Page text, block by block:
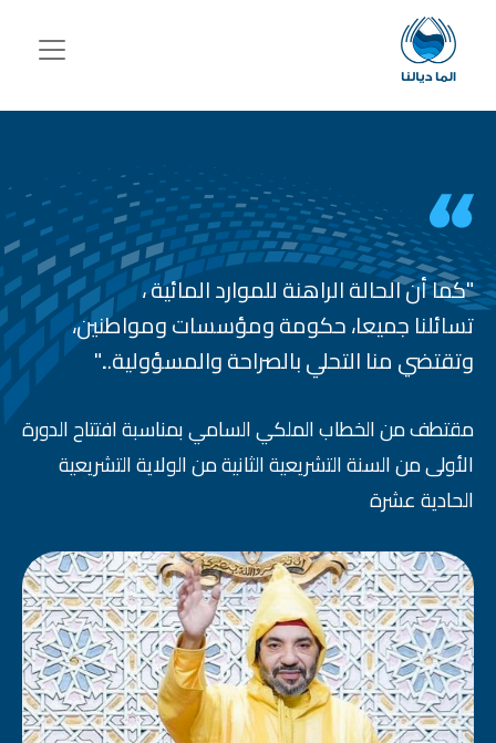
تجاوز إلى المحتوى الرئيسي
"كما أن الحالة الراهنةللموارد المائية،
تسائلنا جميعا، حكومة ومؤسسات ومواطنين،
وتقتضي منا التحلي بالصراحة والمسؤولية..."
مقتطف من الخطاب الملكي السامي بمناسبة افتتاح الدورة
الأولى من السنة التشريعية الثانية من الولاية التشريعية
الحادية عشرة